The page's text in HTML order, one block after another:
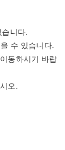
니다.
수 있습니다.
동하시기 바랍
오.